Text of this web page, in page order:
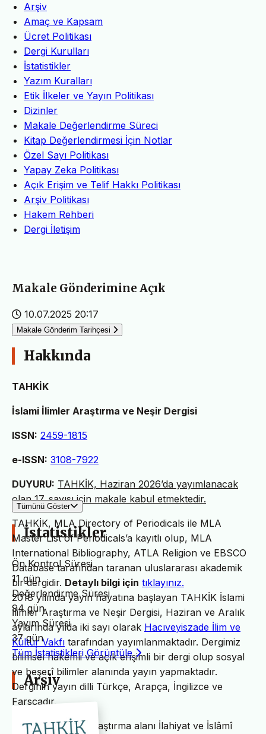
Arşiv
Amaç ve Kapsam
Ücret Politikası
Dergi Kurulları
İstatistikler
Yazım Kuralları
Etik İlkeler ve Yayın Politikası
Dizinler
Makale Değerlendirme Süreci
Kitap Değerlendirmesi İçin Notlar
Özel Sayı Politikası
Yapay Zeka Politikası
Açık Erişim ve Telif Hakkı Politikası
Arşiv Politikası
Hakem Rehberi
Dergi İletişim
Makale Gönderimine Açık
10.07.2025 20:17
Makale Gönderim Tarihçesi
Hakkında
TAHKİK
İslami İlimler Araştırma ve Neşir Dergisi
ISSN: 2459-1815
e-ISSN: 3108-7922
DUYURU: TAHKİK, Haziran 2026’da yayımlanacak
olan 17. sayısı için makale kabul etmektedir.
TAHKİK, MLA Directory of Periodicals ile MLA
Master List of Periodicals’a kayıtlı olup, MLA
International Bibliography, ATLA Religion ve EBSCO
Database tarafından taranan uluslararası akademik
bir dergidir. Detaylı bilgi için tıklayınız.
2018 yılında yayın hayatına başlayan TAHKİK İslami
İlimler Araştırma ve Neşir Dergisi, Haziran ve Aralık
aylarında yılda iki sayı olarak Hacıveyiszade İlim ve
Kültür Vakfı tarafından yayımlanmaktadır. Dergimiz
bilimsel hakemli ve açık erişimli bir dergi olup sosyal
ve beşerî bilimler alanında yayın yapmaktadır.
Derginin yayın dilli Türkçe, Arapça, İngilizce ve
Farsçadır.
TAHKİK’in temel araştırma alanı İlahiyat ve İslâmî
Tümünü Göster
İstatistikler
Ön Kontrol Süresi
11 gün
Değerlendirme Süresi
94 gün
Yayım Süresi
37 gün
Tüm İstatistikleri Görüntüle
Arşiv